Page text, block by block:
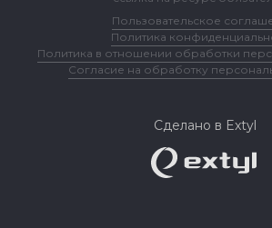
Пользовательское
Политика
Политика в отношении обработки
Согласие на обработку
Сделано в Extyl